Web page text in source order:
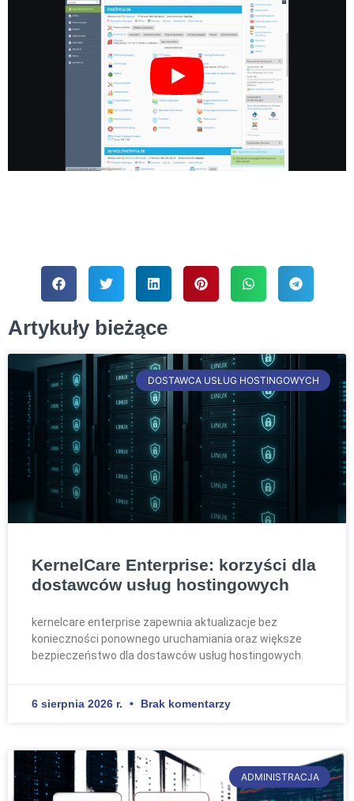
Artykuły bieżące
DOSTAWCA USŁUG HOSTINGOWYCH
KernelCare Enterprise: korzyści dla
dostawców usług hostingowych
kernelcare enterprise zapewnia aktualizacje bez
konieczności ponownego uruchamiania oraz większe
bezpieczeństwo dla dostawców usług hostingowych.
6 sierpnia 2026 r. Brak komentarzy
ADMINISTRACJA